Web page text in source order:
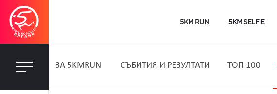
5KM RUN 5KM SELFIE
ЗA 5KMRUN СЪБИТИЯ И РЕЗУЛТАТИ ТОП 100